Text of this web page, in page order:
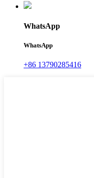
WhatsApp
WhatsApp
+86 13790285416